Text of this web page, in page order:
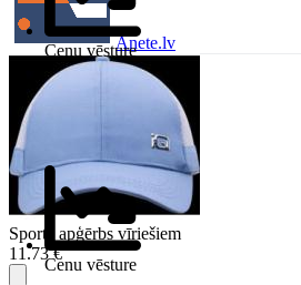
Cenu vēstureAnete.lv
Sporta apģērbs vīriešiem
11.73 €
Cenu vēsture